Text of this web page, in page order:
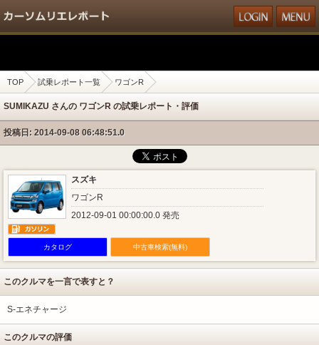
TOP 試乗レポート一覧 ワゴンR
SUMIKAZU さんの ワゴンR の試乗レポート・評価
投稿日: 2014-09-08 06:48:51.0
スズキ
ワゴンR
2012-09-01 00:00:00.0 発売
カタログ 中古車検索(無料)
このクルマを一言で表すと？
S-エネチャージ
このクルマの評価